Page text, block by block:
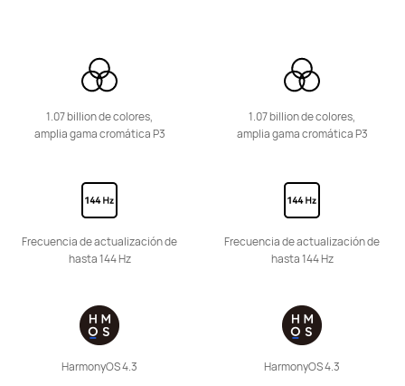
1.07 billion de colores,
amplia gama cromática P3
Frecuencia de actualización de
hasta144 Hz
HarmonyOS 4.3
1.07 billion de colores,
amplia gama cromática P3
Frecuencia de actualización de
hasta144 Hz
HarmonyOS 4.3